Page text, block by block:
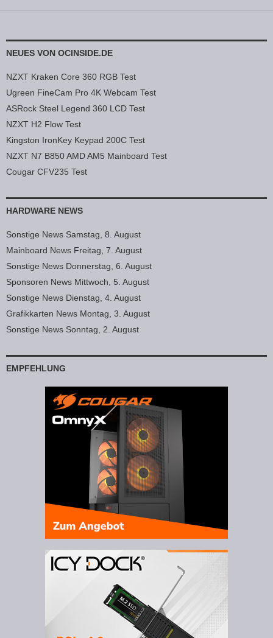
NEUES VON OCINSIDE.DE
NZXT Kraken Core 360 RGB Test
Ugreen FineCam Pro 4K Webcam Test
ASRock Steel Legend 360 LCD Test
NZXT H2 Flow Test
Kingston IronKey Keypad 200C Test
NZXT N7 B850 AMD AM5 Mainboard Test
Cougar CFV235 Test
HARDWARE NEWS
Sonstige News Samstag, 8. August
Mainboard News Freitag, 7. August
Sonstige News Donnerstag, 6. August
Sponsoren News Mittwoch, 5. August
Sonstige News Dienstag, 4. August
Grafikkarten News Montag, 3. August
Sonstige News Sonntag, 2. August
EMPFEHLUNG